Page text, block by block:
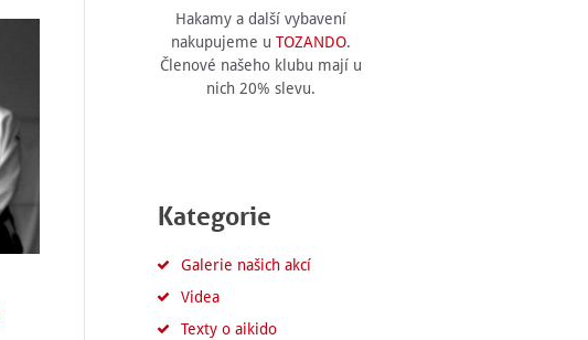
Hakamy a další vybavení
nakupujeme u TOZANDO.
Členové našeho klubu mají u
nich 20% slevu.
Kategorie
Galerie našich akcí
Videa
Texty o aikido